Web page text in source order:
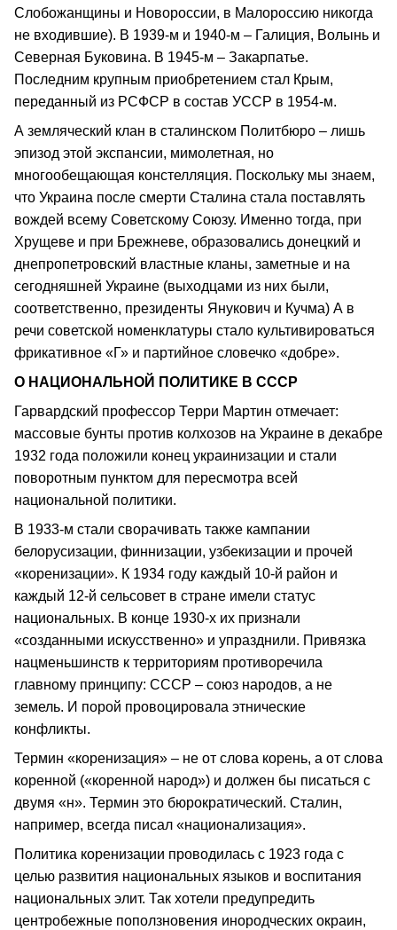
Слобожанщины и Новороссии, в Малороссию никогда
не входившие). В 1939-м и 1940-м – Галиция, Волынь и
Северная Буковина. В 1945-м – Закарпатье.
Последним крупным приобретением стал Крым,
переданный из РСФСР в состав УССР в 1954-м.
А земляческий клан в сталинском Политбюро – лишь
эпизод этой экспансии, мимолетная, но
многообещающая констелляция. Поскольку мы знаем,
что Украина после смерти Сталина стала поставлять
вождей всему Советскому Союзу. Именно тогда, при
Хрущеве и при Брежневе, образовались донецкий и
днепропетровский властные кланы, заметные и на
сегодняшней Украине (выходцами из них были,
соответственно, президенты Янукович и Кучма) А в
речи советской номенклатуры стало культивироваться
фрикативное «Г» и партийное словечко «добре».
О НАЦИОНАЛЬНОЙ ПОЛИТИКЕ В СССР
Гарвардский профессор Терри Мартин отмечает:
массовые бунты против колхозов на Украине в декабре
1932 года положили конец украинизации и стали
поворотным пунктом для пересмотра всей
национальной политики.
В 1933-м стали сворачивать также кампании
белорусизации, финнизации, узбекизации и прочей
«коренизации». К 1934 году каждый 10-й район и
каждый 12-й сельсовет в стране имели статус
национальных. В конце 1930-х их признали
«созданными искусственно» и упразднили. Привязка
нацменьшинств к территориям противоречила
главному принципу: СССР – союз народов, а не
земель. И порой провоцировала этнические
конфликты.
Термин «коренизация» – не от слова корень, а от слова
коренной («коренной народ») и должен бы писаться с
двумя «н». Термин это бюрократический. Сталин,
например, всегда писал «национализация».
Политика коренизации проводилась с 1923 года с
целью развития национальных языков и воспитания
национальных элит. Так хотели предупредить
центробежные поползновения инородческих окраин,